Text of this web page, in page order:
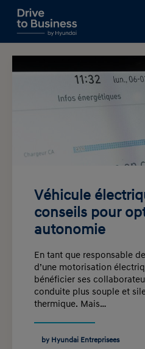
GESTION DE FLOTTE
Véhicule
conseils pour
autonomie
En tant que responsable
d’une motorisation
bénéficier ses
conduite plus souple et
thermique. Mais…
by Hyundai Entreprisees